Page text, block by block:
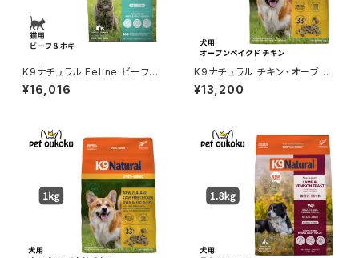
K9ナチュラル Feline ビーフ＆
ホキ・フィースト 800g 942103
6372304
¥16,016
K9ナチュラル チキン・オーブン
ベイクド 4kg 94210363732
95
¥13,200